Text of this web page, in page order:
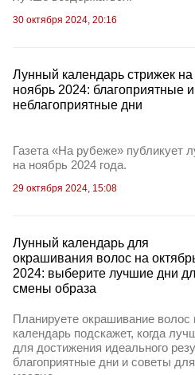
30 октября 2024, 20:16
Лунный календарь стрижек на
ноябрь 2024: благоприятные и
неблагоприятные дни
Газета «На рубеже» публикует
на ноябрь 2024 года.
29 октября 2024, 15:08
Лунный календарь для
окрашивания волос на
2024: выберите лучшие дни
смены образа
Планируете окрашивание
календарь подскажет, когда
для достижения идеального
благоприятные дни и советы